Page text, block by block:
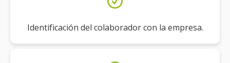
Identificación del colaborador con la empresa.